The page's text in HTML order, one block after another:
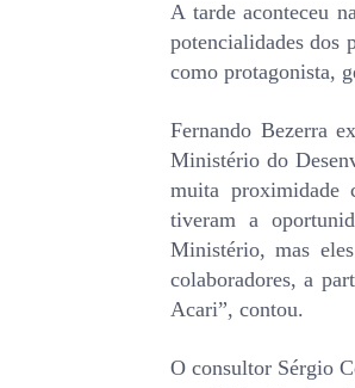
A tarde aconteceu
potencialidades dos
como protagonista,
Fernando Bezerra
Ministério do
muita proximidade
tiveram a
Ministério, mas
colaboradores, a
Acari”, contou.
O consultor Sérgio